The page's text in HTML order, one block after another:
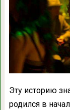
Эту историю
родился в